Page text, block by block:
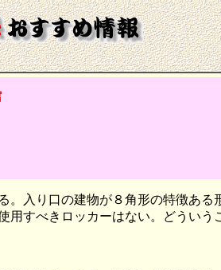
入り口の建物が８角形の特徴ある
すべきロッカーはない。どういう